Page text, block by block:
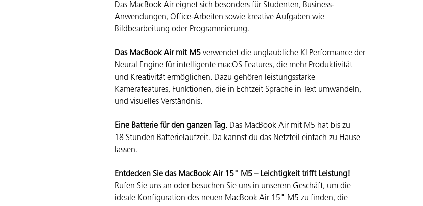
Das MacBook Air eignet sich besonders für Studenten, Business-
Anwendungen, Office-Arbeiten sowie kreative Aufgaben wie
Bildbearbeitung oder Programmierung.
Das MacBook Air mit M5 verwendet die unglaubliche KI Performance der
Neural Engine für intelligente macOS Features, die mehr Produktivität
und Kreativität ermöglichen. Dazu gehören leistungs­starke
Kamerafeatures, Funktionen, die in Echtzeit Sprache in Text umwandeln,
und visuelles Verständnis.
Eine Batterie für den ganzen Tag. Das MacBook Air mit M5 hat bis zu
18 Stunden Batterie­laufzeit. Da kannst du das Netzteil einfach zu Hause
lassen.
Entdecken Sie das MacBook Air 15" M5 – Leichtigkeit trifft Leistung!
Rufen Sie uns an oder besuchen Sie uns in unserem Geschäft, um die
ideale Konfiguration des neuen MacBook Air 15" M5 zu finden, die